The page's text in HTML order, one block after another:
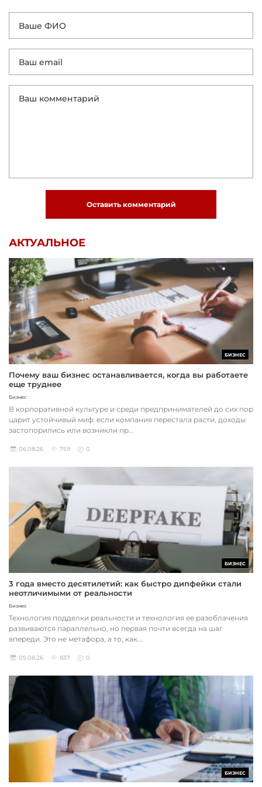
Оставить комментарий
АКТУАЛЬНОЕ
БИЗНЕС
Почему ваш бизнес останавливается, когда вы работаете
еще труднее
Бизнес
В корпоративной культуре и среди предпринимателей до сих пор
царит устойчивый миф: если компания перестала расти, доходы
застопорились или возникли пр...
06.08.26 759 0
БИЗНЕС
3 года вместо десятилетий: как быстро дипфейки стали
неотличимыми от реальности
Бизнес
Технология подделки реальности и технология ее разоблачения
развиваются параллельно, но первая почти всегда на шаг
впереди. Это не метафора, а то, как...
05.08.26 837 0
БИЗНЕС